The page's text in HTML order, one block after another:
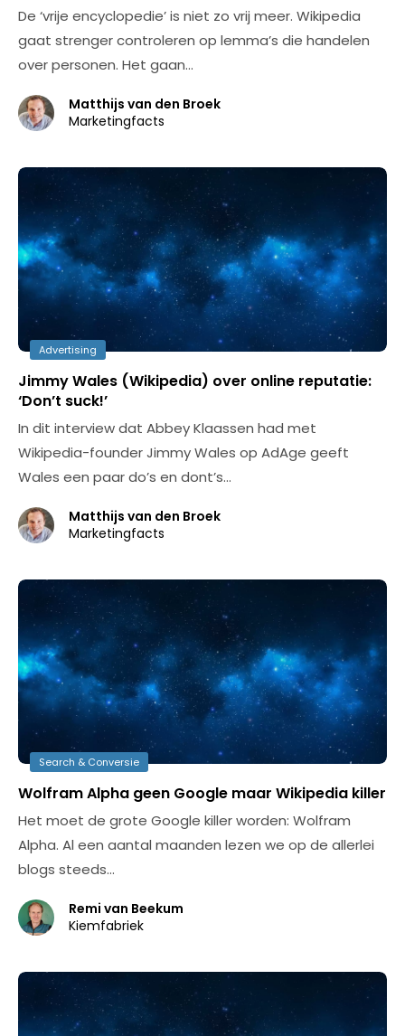
De ‘vrije encyclopedie’ is niet zo vrij meer. Wikipedia
gaat strenger controleren op lemma’s die handelen
over personen. Het gaan…
Matthijs van den Broek
Marketingfacts
Advertising
Jimmy Wales (Wikipedia) over online reputatie:
‘Don’t suck!’
In dit interview dat Abbey Klaassen had met
Wikipedia-founder Jimmy Wales op AdAge geeft
Wales een paar do’s en dont’s…
Matthijs van den Broek
Marketingfacts
Search & Conversie
Wolfram Alpha geen Google maar Wikipedia killer
Het moet de grote Google killer worden: Wolfram
Alpha. Al een aantal maanden lezen we op de allerlei
blogs steeds…
Remi van Beekum
Kiemfabriek